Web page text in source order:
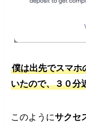
僕は出先でスマホ
いたので、３０分
このようにサクセ